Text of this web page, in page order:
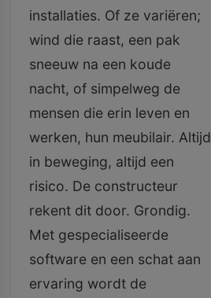
installaties. Of ze variëren;
wind die raast, een pak
sneeuw na een koude
nacht, of simpelweg de
mensen die erin leven en
werken, hun meubilair. Altijd
in beweging, altijd een
risico. De constructeur
rekent dit door. Grondig.
Met gespecialiseerde
software en een schat aan
ervaring wordt de